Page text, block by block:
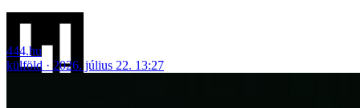
444.hu
külföld
2026. július 22. 13:27